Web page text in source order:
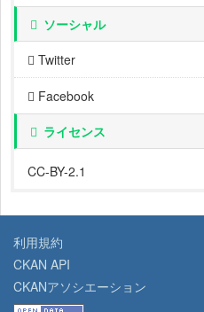
ソーシャル
Twitter
Facebook
ライセンス
CC-BY-2.1
利用規約
CKAN API
CKANアソシエーション